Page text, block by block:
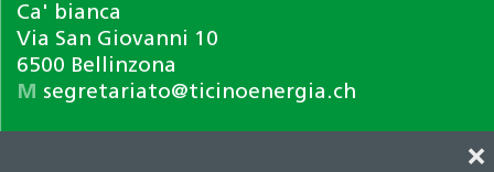
❌
Ca' bianca
Via San Giovanni 10
6500 Bellinzona
M segretariato@ticinoenergia.ch